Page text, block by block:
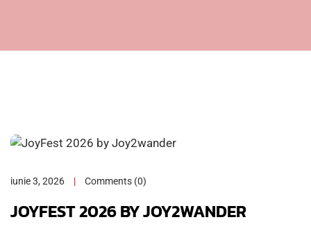
iunie 3, 2026 Comments (0)
JOYFEST 2026 BY JOY2WANDER